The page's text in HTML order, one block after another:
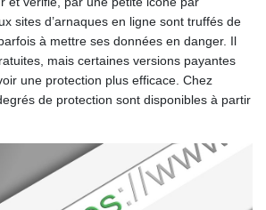
sites d’arnaques en ligne sont truffés de
à mettre ses données en danger. Il
mais certaines versions payantes
une protection plus efficace. Chez
de protection sont disponibles à partir